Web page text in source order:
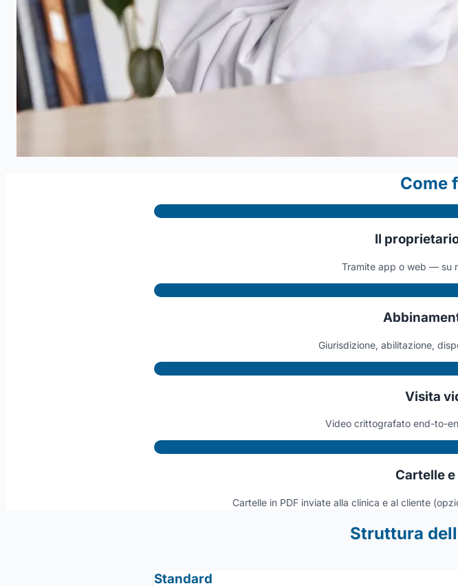
Come
Il
Tramite app o web — su
Giurisdizione, abilitazione,
Visita
Video crittografato end-to-
Cartelle
Cartelle in PDF inviate alla clinica e al cliente
Struttura
Standard